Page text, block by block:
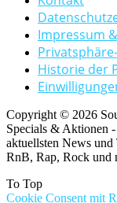
Impressum
Historie der
Copyright © 2026
Specials & Aktionen
aktuellsten News
RnB, Rap, Rock und
To Top
Cookie Consent mit